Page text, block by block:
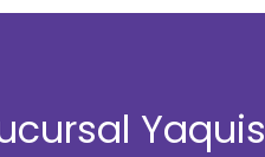
Yaquis